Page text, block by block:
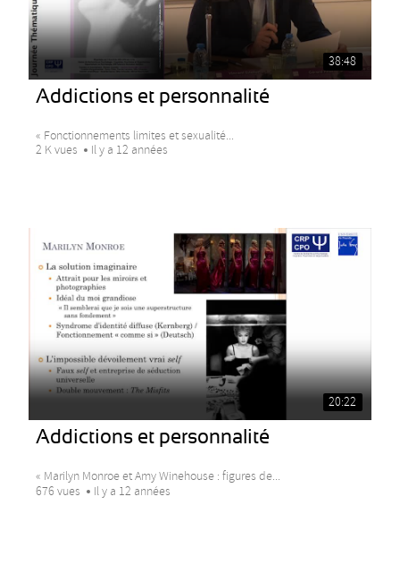
38:48
Addictions et personnalité
« Fonctionnements limites et sexualité...
2 K vues
Il y a 12 années
20:22
Addictions et personnalité
« Marilyn Monroe et Amy Winehouse : figures de...
676 vues
Il y a 12 années